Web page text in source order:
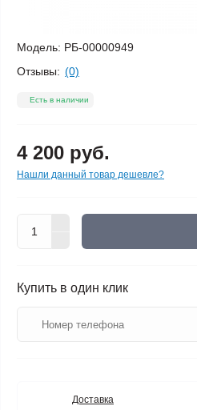
Модель: РБ-00000949
Отзывы: (0)
Есть в наличии
4 200 руб.
Нашли данный товар дешевле?
Купить в один клик
Доставка